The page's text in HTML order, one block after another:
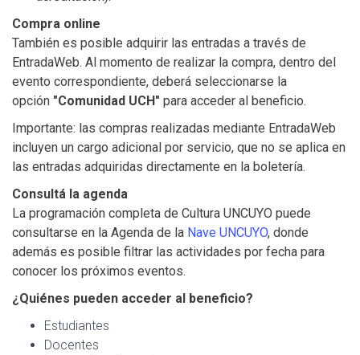
Compra online
También es posible adquirir las entradas a través de
EntradaWeb. Al momento de realizar la compra, dentro del
evento correspondiente, deberá seleccionarse la
opción "Comunidad UCH" para acceder al beneficio.
Importante: las compras realizadas mediante EntradaWeb
incluyen un cargo adicional por servicio, que no se aplica en
las entradas adquiridas directamente en la boletería.
Consultá la agenda
La programación completa de Cultura UNCUYO puede
consultarse en la Agenda de la Nave UNCUYO, donde
además es posible filtrar las actividades por fecha para
conocer los próximos eventos.
¿Quiénes pueden acceder al beneficio?
Estudiantes
Docentes